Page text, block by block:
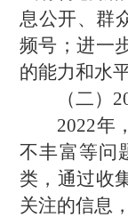
息公开、群
频号；进一
的能力和水平
（二）
2022年
不丰富等问
类，通过收
关注的信息